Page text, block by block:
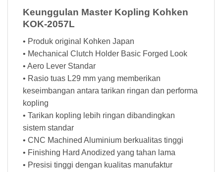
Keunggulan Master Kopling Kohken
KOK-2057L
• Produk original Kohken Japan
• Mechanical Clutch Holder Basic Forged Look
• Aero Lever Standar
• Rasio tuas L29 mm yang memberikan
keseimbangan antara tarikan ringan dan performa
kopling
• Tarikan kopling lebih ringan dibandingkan
sistem standar
• CNC Machined Aluminium berkualitas tinggi
• Finishing Hard Anodized yang tahan lama
• Presisi tinggi dengan kualitas manufaktur